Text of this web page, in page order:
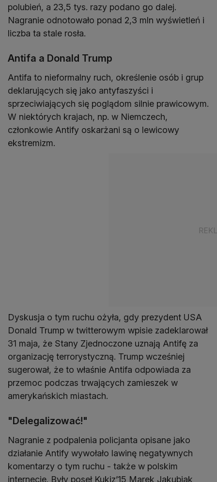
polubień, a 23,5 tys. razy podano go dalej.
Nagranie odnotowało ponad 2,3 mln wyświetleń i
liczba ta stale rosła.
Antifa a Donald Trump
Antifa to nieformalny ruch, określenie osób i grup
deklarujących się jako antyfaszyści i
sprzeciwiających się poglądom silnie prawicowym.
W niektórych krajach, np. w Niemczech,
członkowie Antify oskarżani są o lewicowy
ekstremizm.
Dyskusja o tym ruchu ożyła, gdy prezydent USA
Donald Trump w twitterowym wpisie zadeklarował
31 maja, że Stany Zjednoczone uznają Antifę za
organizację terrorystyczną. Trump wcześniej
sugerował, że to właśnie Antifa odpowiada za
przemoc podczas trwających zamieszek w
amerykańskich miastach.
"Delegalizować!"
Nagranie z podpalenia policjanta opisane jako
działanie Antify wywołało lawinę negatywnych
komentarzy o tym ruchu - także w polskim
internecie. Były poseł Kukiz’15 Marek Jakubiak